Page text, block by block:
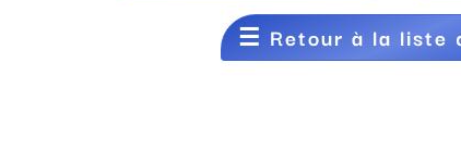
☰ Retour à la liste